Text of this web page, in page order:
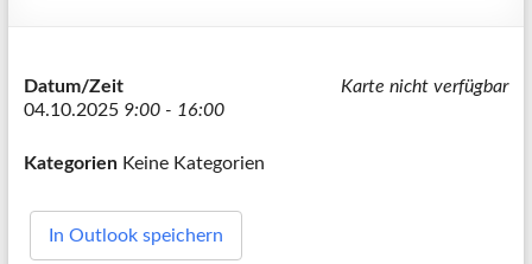
Karte nicht verfügbar
Datum/Zeit
04.10.2025 9:00 - 16:00
KategorienKeine Kategorien
In Outlook speichern